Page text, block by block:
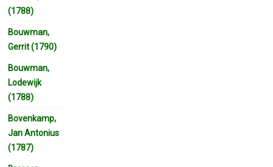
(1788)
Bouwman,
Gerrit (1790)
Bouwman,
Lodewijk
(1788)
Bovenkamp,
Jan Antonius
(1787)